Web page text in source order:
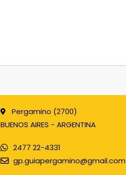
Pergamino (2700)
BUENOS AIRES - ARGENTINA
2477 22-4331
gp.guiapergamino@gmail.com